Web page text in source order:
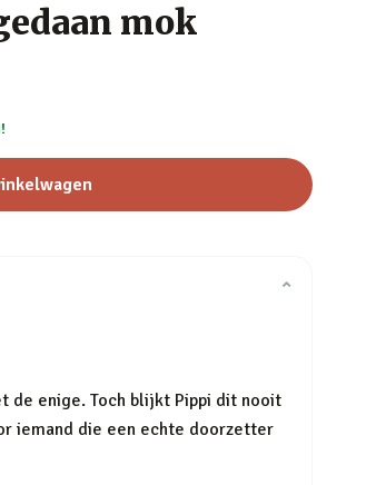
mok
⌄
de enige. Toch blijkt Pippi dit nooit
iemand die een echte doorzetter